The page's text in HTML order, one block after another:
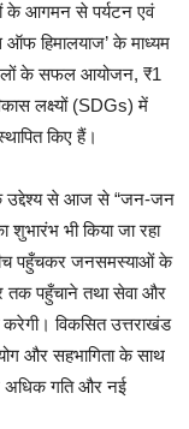
के आगमन से पर्यटन एवं
ऑफ हिमालयाज’ के माध्यम
खेलों के सफल आयोजन, ₹1
लक्ष्यों (SDGs) में
किए हैं।
उद्देश्य से आज से “जन-जन
भी किया जा रहा
पहुँचकर जनसमस्याओं के
तक पहुँचाने तथा सेवा और
विकसित उत्तराखंड
और सहभागिता के साथ
अधिक गति और नई